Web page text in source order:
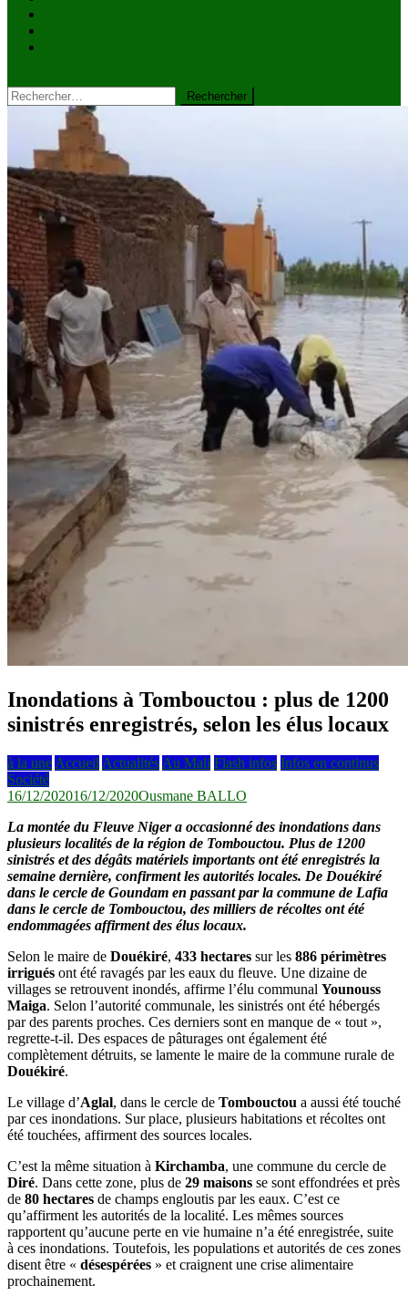
Rechercher :
Inondations à Tombouctou : plus de 1200
sinistrés enregistrés, selon les élus locaux
à la une Accueil Actualités Au Mali Flash infos Infos en continus
Société
16/12/202016/12/2020Ousmane BALLO
La montée du Fleuve Niger a occasionné des inondations dans
plusieurs localités de la région de Tombouctou. Plus de 1200
sinistrés et des dégâts matériels importants ont été enregistrés la
semaine dernière, confirment les autorités locales. De Douékiré
dans le cercle de Goundam en passant par la commune de Lafia
dans le cercle de Tombouctou, des milliers de récoltes ont été
endommagées affirment des élus locaux.
Selon le maire de Douékiré, 433 hectares sur les 886 périmètres
irrigués ont été ravagés par les eaux du fleuve. Une dizaine de
villages se retrouvent inondés, affirme l’élu communal Younouss
Maiga. Selon l’autorité communale, les sinistrés ont été hébergés
par des parents proches. Ces derniers sont en manque de « tout »,
regrette-t-il. Des espaces de pâturages ont également été
complètement détruits, se lamente le maire de la commune rurale de
Douékiré.
Le village d’Aglal, dans le cercle de Tombouctou a aussi été touché
par ces inondations. Sur place, plusieurs habitations et récoltes ont
été touchées, affirment des sources locales.
C’est la même situation à Kirchamba, une commune du cercle de
Diré. Dans cette zone, plus de 29 maisons se sont effondrées et près
de 80 hectares de champs engloutis par les eaux. C’est ce
qu’affirment les autorités de la localité. Les mêmes sources
rapportent qu’aucune perte en vie humaine n’a été enregistrée, suite
à ces inondations. Toutefois, les populations et autorités de ces zones
disent être « désespérées » et craignent une crise alimentaire
prochainement.